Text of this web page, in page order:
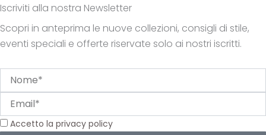
Iscriviti alla nostra Newsletter
Scopri in anteprima le nuove collezioni, consigli di stile,
eventi speciali e offerte riservate solo ai nostri iscritti.
Privacy
Accetto la privacy policy